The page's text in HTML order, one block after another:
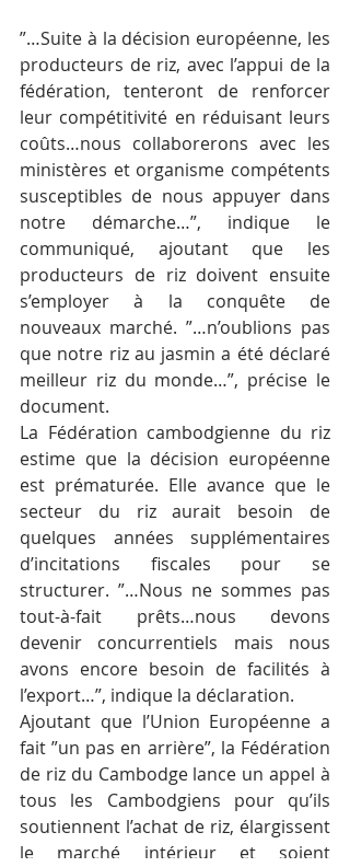
”…Suite à la décision européenne, les
producteurs de riz, avec l’appui de la
fédération, tenteront de renforcer
leur compétitivité en réduisant leurs
coûts…nous collaborerons avec les
ministères et organisme compétents
susceptibles de nous appuyer dans
notre démarche…”, indique le
communiqué, ajoutant que les
producteurs de riz doivent ensuite
s’employer à la conquête de
nouveaux marché. ”…n’oublions pas
que notre riz au jasmin a été déclaré
meilleur riz du monde…”, précise le
document.
La Fédération cambodgienne du riz
estime que la décision européenne
est prématurée. Elle avance que le
secteur du riz aurait besoin de
quelques années supplémentaires
d’incitations fiscales pour se
structurer. ”…Nous ne sommes pas
tout-à-fait prêts…nous devons
devenir concurrentiels mais nous
avons encore besoin de facilités à
l’export…”, indique la déclaration.
Ajoutant que l’Union Européenne a
fait ”un pas en arrière”, la Fédération
de riz du Cambodge lance un appel à
tous les Cambodgiens pour qu’ils
soutiennent l’achat de riz, élargissent
le marché intérieur et soient